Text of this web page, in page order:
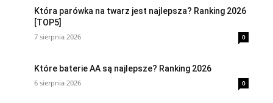
Która parówka na twarz jest najlepsza? Ranking 2026
[TOP5]
7 sierpnia 2026 0
Które baterie AA są najlepsze? Ranking 2026
6 sierpnia 2026 0